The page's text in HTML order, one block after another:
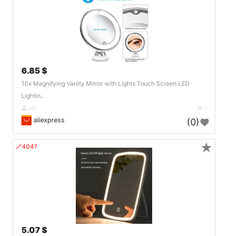
6.85 $
10x Magnifying Vanity Mirror with Lights Touch Screen LED
Lightin..
DE 1
aliexpress (0)
🔗404?
5.07 $
★